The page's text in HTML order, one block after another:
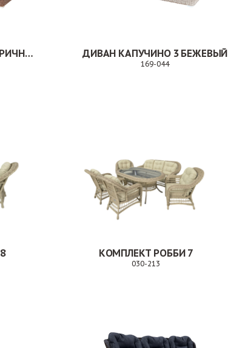
ДИВАН КАПУЧИНО 3 КОРИЧНЕВЫЙ ДИВАН КАПУЧИНО 3 БЕЖЕВЫЙ
169-044
КОМПЛЕКТ РОББИ 7
030-213